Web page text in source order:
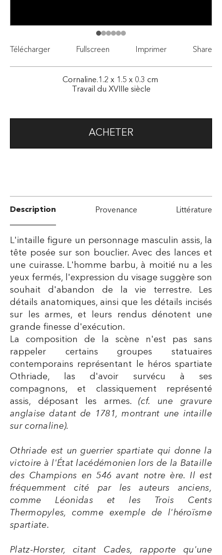
Télécharger Fullscreen Imprimer Share
Cornaline.1.2 x 1.5 x 0.3 cm
Travail du XVIIIe siècle
ACHETER
Description Provenance Littérature
L'intaille figure un personnage masculin assis, la
tête posée sur son bouclier. Avec des lances et
une cuirasse. L'homme barbu, à moitié nu a les
yeux fermés, l'expression du visage suggère son
souhait d'abandon de la vie terrestre. Les
détails anatomiques, ainsi que les détails incisés
sur les armes, et leurs rendus dénotent une
grande finesse d'exécution.
La composition de la scène n'est pas sans
rappeler certains groupes statuaires
contemporains représentant le héros spartiate
Othriade, las d'avoir survécu à ses
compagnons, et classiquement représenté
assis, déposant les armes.(cf. une gravure
anglaise datant de 1781, montrant une intaille
sur cornaline).
Othriade est un guerrier spartiate qui donne la
victoire à l'État lacédémonien lors de la Bataille
des Champions en 546 avant notre ère. Il est
fréquemment cité par les auteurs anciens,
comme Léonidas et les Trois Cents
Thermopyles, comme exemple de l'héroïsme
spartiate.
Platz-Horster, citant Cades, rapporte qu'une